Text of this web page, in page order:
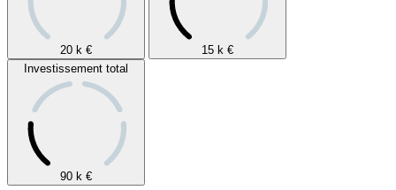
20 k € 15 k €
Investissement total
90 k €